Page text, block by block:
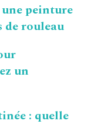
peinture
de rouleau
un
: quelle